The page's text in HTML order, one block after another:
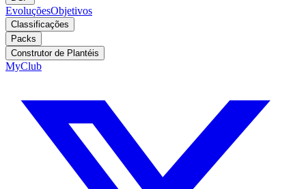
EvoluçõesObjetivos
Classificações
Packs
Construtor de Plantéis
MyClub